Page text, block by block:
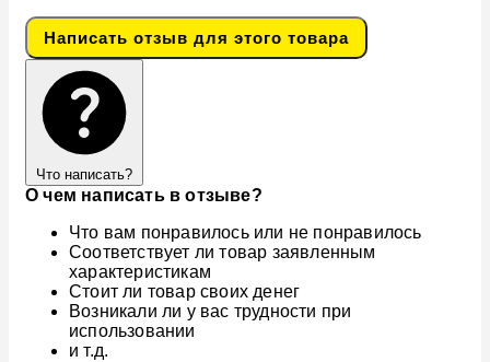
Написать отзыв для этого товара
Что написать?
О чем написать в отзыве?
Что вам понравилось или не понравилось
Соответствует ли товар заявленным
характеристикам
Стоит ли товар своих денег
Возникали ли у вас трудности при
использовании
и т.д.